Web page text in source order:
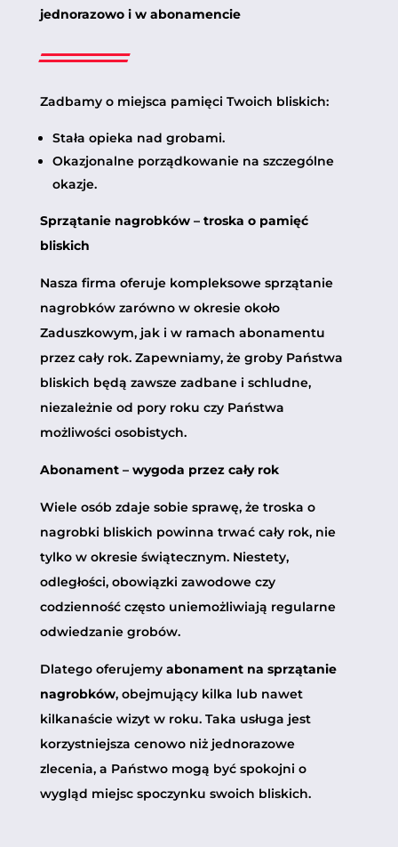
jednorazowo i w abonamencie
Zadbamy o miejsca pamięci Twoich bliskich:
Stała opieka nad grobami.
Okazjonalne porządkowanie na szczególne
okazje.
Sprzątanie nagrobków – troska o pamięć
bliskich
Nasza firma oferuje kompleksowe sprzątanie
nagrobków zarówno w okresie około
Zaduszkowym, jak i w ramach abonamentu
przez cały rok. Zapewniamy, że groby Państwa
bliskich będą zawsze zadbane i schludne,
niezależnie od pory roku czy Państwa
możliwości osobistych.
Abonament – wygoda przez cały rok
Wiele osób zdaje sobie sprawę, że troska o
nagrobki bliskich powinna trwać cały rok, nie
tylko w okresie świątecznym. Niestety,
odległości, obowiązki zawodowe czy
codzienność często uniemożliwiają regularne
odwiedzanie grobów.
Dlatego oferujemy abonament na sprzątanie
nagrobków, obejmujący kilka lub nawet
kilkanaście wizyt w roku. Taka usługa jest
korzystniejsza cenowo niż jednorazowe
zlecenia, a Państwo mogą być spokojni o
wygląd miejsc spoczynku swoich bliskich.